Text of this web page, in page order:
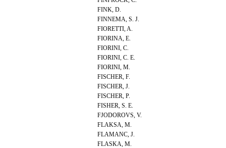
FINK, D.
FINNEMA, S. J.
FIORETTI, A.
FIORINA, E.
FIORINI, C.
FIORINI, C. E.
FIORINI, M.
FISCHER, F.
FISCHER, J.
FISCHER, P.
FISHER, S. E.
FJODOROVS, V.
FLAKSA, M.
FLAMANC, J.
FLASKA, M.